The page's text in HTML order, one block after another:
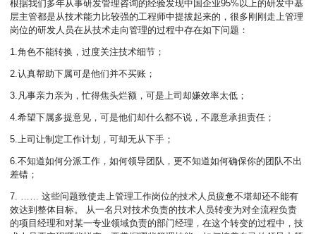
根据我们多年从事研发管理咨询的经验发现中国企业95%以上的研发中基
层主管都是从技术能力比较强的工程师中提拔起来的，很多刚刚走上管理
岗位的研发人员在从技术走向管理的过程中存在如下问题：
1.角色不能转换，过度关注技术细节；
2.认真帮助下属可是他们并不买账；
3.凡事亲力亲为，忙得焦头烂额，可是上司却嫌效率太低；
4.希望下属多提意见，可是他们却什么都不说，不愿意承担责任；
5.上司让制定工作计划，可却无从下手；
6.不知道如何分派工作，如何领导团队，更不知道如何确保你的团队不出
差错；
7. …… 这些问题致使走上管理工作岗位的技术人员疲惫不堪却还不能有
效达到整体目标。 从一名只对技术负责的技术人员转变为对全流程负责
的项目经理和对某一专业领域负责的部门经理，在这个转变的过程中，技